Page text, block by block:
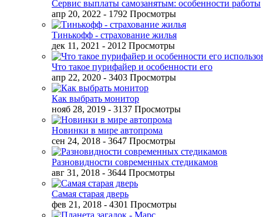
Сервис выплаты самозанятым: особенности работы
апр 20, 2022 - 1792 Просмотры
Тинькофф - страхование жилья
дек 11, 2021 - 2012 Просмотры
Что такое пурифайер и особенности его
апр 22, 2020 - 3403 Просмотры
Как выбрать монитор
нояб 28, 2019 - 3137 Просмотры
Новинки в мире автопрома
сен 24, 2018 - 3647 Просмотры
Разновидности современных стедикамов
авг 31, 2018 - 3644 Просмотры
Самая старая дверь
фев 21, 2018 - 4301 Просмотры